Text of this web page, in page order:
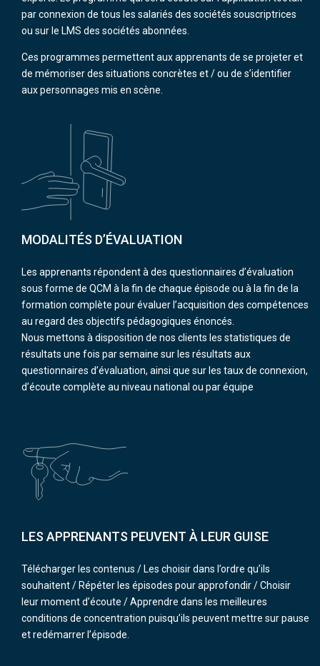
par connexion de tous les salariés des sociétés souscriptrices
ou sur le LMS des sociétés abonnées.
Ces programmes permettent aux apprenants de se projeter et
de mémoriser des situations concrètes et / ou de s’identifier
aux personnages mis en scène.
MODALITÉS D’ÉVALUATION
Les apprenants répondent à des questionnaires d’évaluation
sous forme de QCM à la fin de chaque épisode ou à la fin de la
formation complète pour évaluer l’acquisition des compétences
au regard des objectifs pédagogiques énoncés.
Nous mettons à disposition de nos clients les statistiques de
résultats une fois par semaine sur les résultats aux
questionnaires d’évaluation, ainsi que sur les taux de connexion,
d’écoute complète au niveau national ou par équipe
LES APPRENANTS PEUVENT À LEUR GUISE
Télécharger les contenus / Les choisir dans l’ordre qu’ils
souhaitent / Répéter les épisodes pour approfondir / Choisir
leur moment d’écoute / Apprendre dans les meilleures
conditions de concentration puisqu’ils peuvent mettre sur pause
et redémarrer l’épisode.